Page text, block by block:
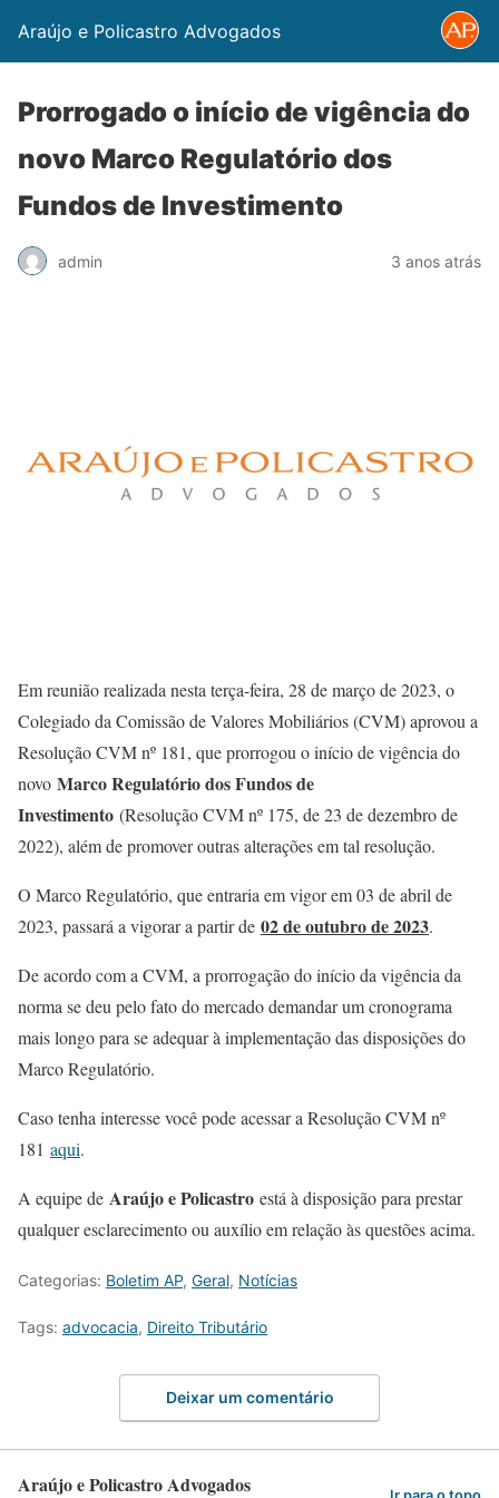
Araújo e Policastro Advogados
Prorrogado o início de vigência do
novo Marco Regulatório dos
Fundos de Investimento
admin 3 anos atrás
Em reunião realizada nesta terça-feira, 28 de março de 2023, o
Colegiado da Comissão de Valores Mobiliários (CVM) aprovou a
Resolução CVM nº 181, que prorrogou o início de vigência do
novo Marco Regulatório dos Fundos de
Investimento (Resolução CVM nº 175, de 23 de dezembro de
2022), além de promover outras alterações em tal resolução.
O Marco Regulatório, que entraria em vigor em 03 de abril de
2023, passará a vigorar a partir de 02 de outubro de 2023.
De acordo com a CVM, a prorrogação do início da vigência da
norma se deu pelo fato do mercado demandar um cronograma
mais longo para se adequar à implementação das disposições do
Marco Regulatório.
Caso tenha interesse você pode acessar a Resolução CVM nº
181 aqui.
A equipe de Araújo e Policastro está à disposição para prestar
qualquer esclarecimento ou auxílio em relação às questões acima.
Categorias: Boletim AP, Geral, Notícias
Tags: advocacia, Direito Tributário
Deixar um comentário
Araújo e Policastro Advogados